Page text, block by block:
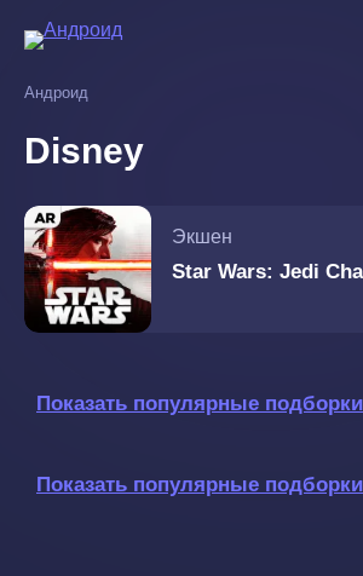
основному
Андроид
Disney
Экшен
Star Wars: Jedi
Показать популярные подборки
Показать популярные подборки